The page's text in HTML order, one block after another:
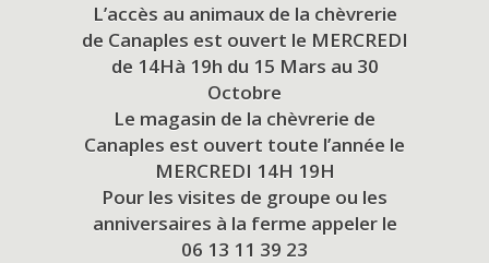
L’accès au animaux de la chèvrerie
de Canaples est ouvert le MERCREDI
de 14Hà 19h du 15 Mars au 30
Octobre
Le magasin de la chèvrerie de
Canaples est ouvert toute l’année le
MERCREDI 14H 19H
Pour les visites de groupe ou les
anniversaires à la ferme appeler le
06 13 11 39 23